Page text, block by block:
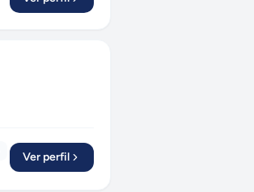
Ver perfil